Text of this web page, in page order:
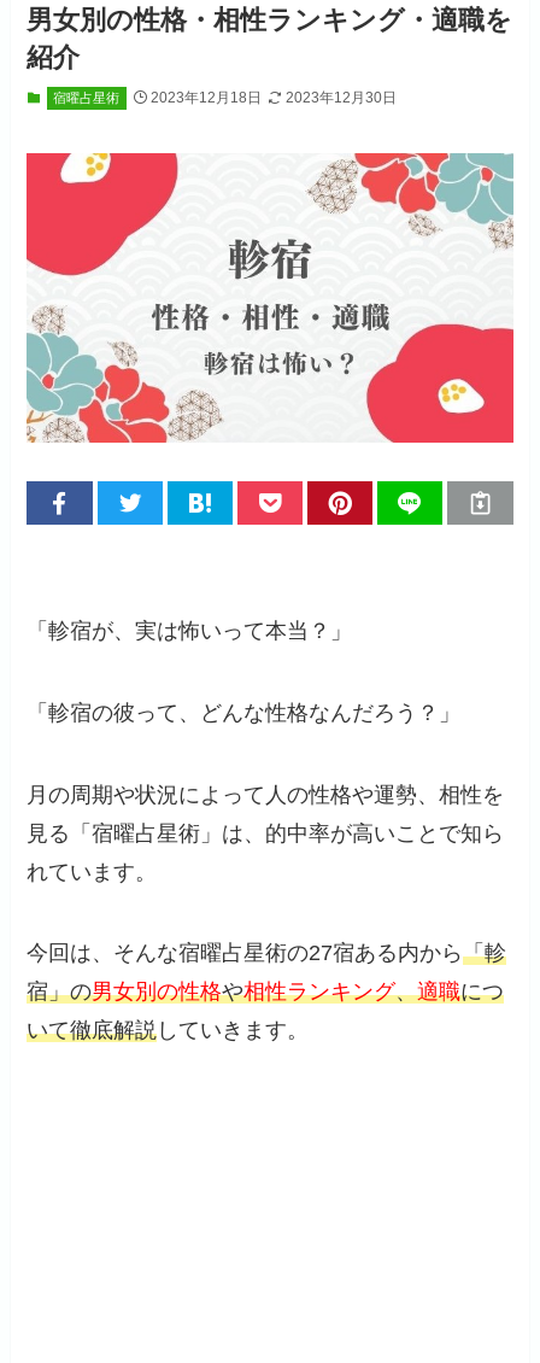
男女別の性格・相性ランキング・適職を
紹介
宿曜占星術 2023年12月18日 2023年12月30日
「軫宿が、実は怖いって本当？」
「軫宿の彼って、どんな性格なんだろう？」
月の周期や状況によって人の性格や運勢、相性を
見る「宿曜占星術」は、的中率が高いことで知ら
れています。
今回は、そんな宿曜占星術の27宿ある内から「軫
宿」の男女別の性格や相性ランキング、適職につ
いて徹底解説 していきます。